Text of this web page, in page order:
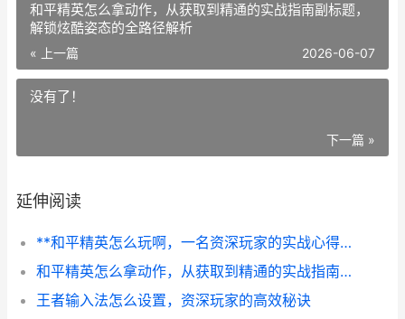
和平精英怎么拿动作，从获取到精通的实战指南副标题，
解锁炫酷姿态的全路径解析
« 上一篇 2026-06-07
没有了！
下一篇 »
延伸阅读
**和平精英怎么玩啊，一名资深玩家的实战心得分享副标题从新手到高手的进阶之路**
和平精英怎么拿动作，从获取到精通的实战指南副标题，解锁炫酷姿态的全路径解析
王者输入法怎么设置，资深玩家的高效秘诀